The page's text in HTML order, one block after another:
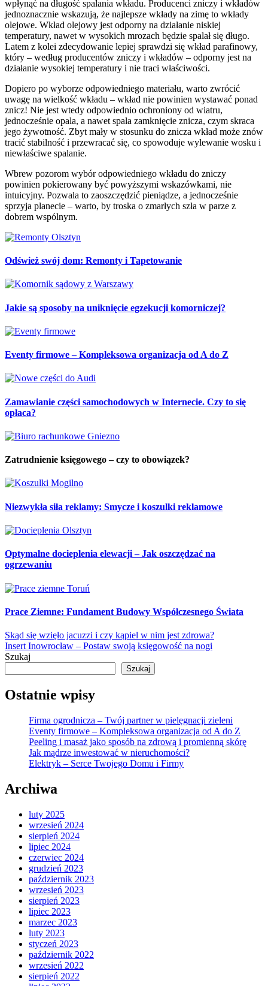
wpłynąć na długość spalania wkładu. Producenci zniczy i wkładów
jednoznacznie wskazują, że najlepsze wkłady na zimę to wkłady
olejowe. Wkład olejowy jest odporny na działanie niskiej
temperatury, nawet w wysokich mrozach będzie spalał się długo.
Latem z kolei zdecydowanie lepiej sprawdzi się wkład parafinowy,
który – według producentów zniczy i wkładów – odporny jest na
działanie wysokiej temperatury i nie traci właściwości.
Dopiero po wyborze odpowiedniego materiału, warto zwrócić
uwagę na wielkość wkładu – wkład nie powinien wystawać ponad
znicz! Nie jest wtedy odpowiednio ochroniony od wiatru,
jednocześnie opala, a nawet spala zamknięcie znicza, czym skraca
jego żywotność. Zbyt mały w stosunku do znicza wkład może znów
tracić stabilność i przewracać się, co spowoduje wylewanie wosku i
niewłaściwe spalanie.
Wbrew pozorom wybór odpowiedniego wkładu do zniczy
powinien pokierowany być powyższymi wskazówkami, nie
intuicyjny. Pozwala to zaoszczędzić pieniądze, a jednocześnie
sprzyja planecie – warto, by troska o zmarłych szła w parze z
dobrem wspólnym.
Odśwież swój dom: Remonty i Tapetowanie
Jakie są sposoby na uniknięcie egzekucji komorniczej?
Eventy firmowe – Kompleksowa organizacja od A do Z
Zamawianie części samochodowych w Internecie. Czy to się
opłaca?
Zatrudnienie księgowego – czy to obowiązek?
Niezwykła siła reklamy: Smycze i koszulki reklamowe
Optymalne docieplenia elewacji – Jak oszczędzać na
ogrzewaniu
Prace Ziemne: Fundament Budowy Współczesnego Świata
Nawigacja
wpisu
Skąd się wzięło jacuzzi i czy kąpiel w nim jest zdrowa?
Insert Inowrocław – Postaw swoją księgowość na nogi
Szukaj
Szukaj
Ostatnie wpisy
Firma ogrodnicza – Twój partner w pielęgnacji zieleni
Eventy firmowe – Kompleksowa organizacja od A do Z
Peeling i masaż jako sposób na zdrową i promienną skórę
Jak mądrze inwestować w nieruchomości?
Elektryk – Serce Twojego Domu i Firmy
Archiwa
luty 2025
wrzesień 2024
sierpień 2024
lipiec 2024
czerwiec 2024
grudzień 2023
październik 2023
wrzesień 2023
sierpień 2023
lipiec 2023
marzec 2023
luty 2023
styczeń 2023
październik 2022
wrzesień 2022
sierpień 2022